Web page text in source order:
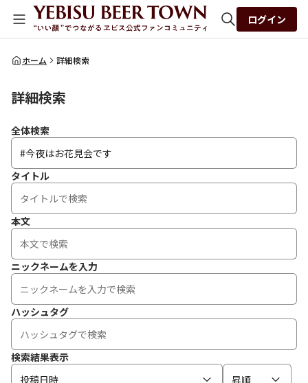
全体検索
ログイン
ホーム 詳細検索
詳細検索
全体検索
タイトル
本文
ニックネームを入力
ハッシュタグ
検索結果表示
投稿日時
昇順